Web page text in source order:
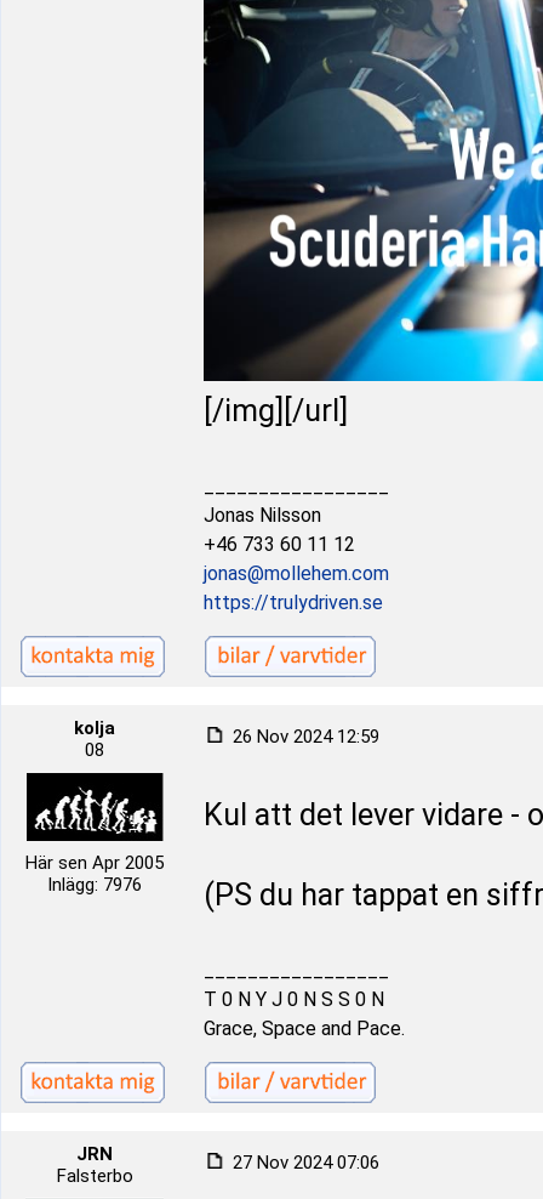
[/img][/url]
Jonas Nilsson
+46 733 60 11 12
jonas@mollehem.com
https://trulydriven.se
kolja
08
Här sen Apr 2005
Inlägg: 7976
26 Nov 2024 12:59
Kul att det lever vidare -
(PS du har tappat en
T 0 N Y J 0 N S S 0 N
Grace, Space and Pace.
JRN
Falsterbo
27 Nov 2024 07:06